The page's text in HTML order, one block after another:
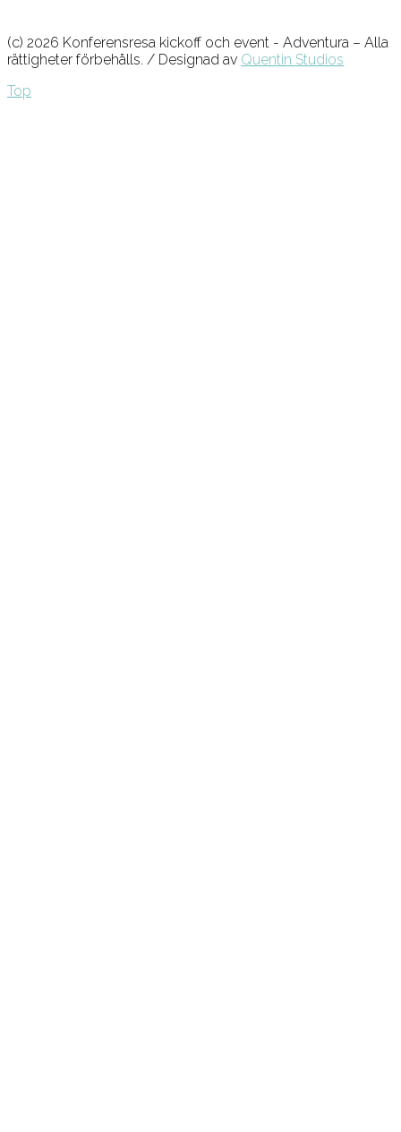
(c) 2026 Konferensresa kickoff och event - Adventura – Alla
rättigheter förbehålls. / Designad av Quentin Studios
Top